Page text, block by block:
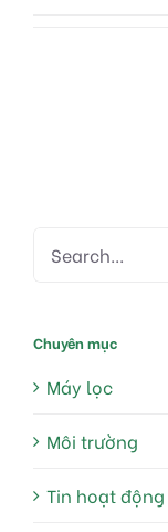
Chuyên mục
Máy lọc
Môi trường
Tin hoạt động